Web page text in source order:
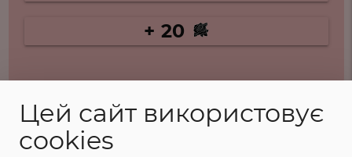
Цей сайт використовує
cookies
+ 20